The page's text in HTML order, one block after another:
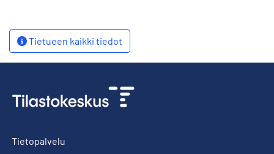
Tietueen kaikki tiedot
Tietopalvelu